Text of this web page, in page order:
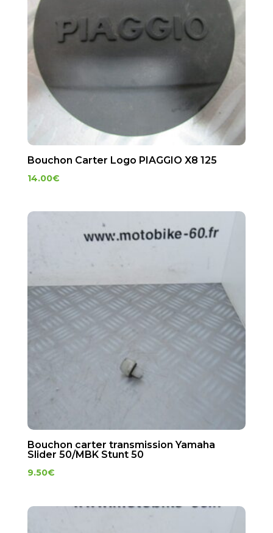
Bouchon Carter Logo PIAGGIO X8 125
14.00€
Bouchon carter transmission Yamaha
Slider 50/MBK Stunt 50
9.50€